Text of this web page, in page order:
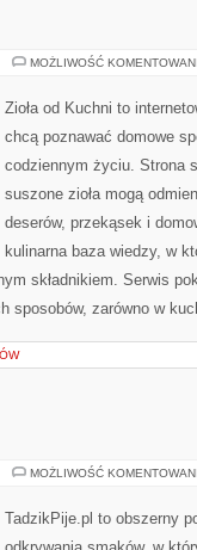
MOŻLIWOŚĆ
Zioła od Kuchni to
chcą poznawać domowe
codziennym życiu. Strona
suszone zioła mogą
deserów, przekąsek i
kulinarna baza wiedzy, w
składnikiem. Serwis
sposobów, zarówno w
MOŻLIWOŚĆ
TadzikPije.pl to obszerny